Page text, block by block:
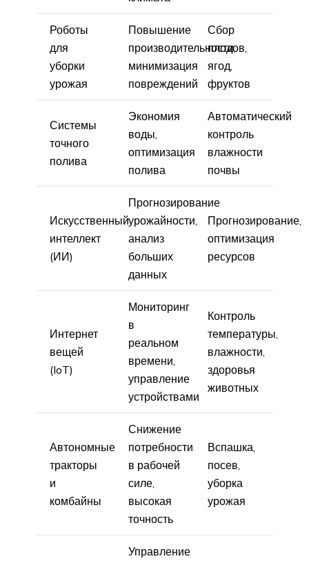
Роботы
для
уборки
урожая
Повышение
производительности,
минимизация
повреждений
Сбор
плодов,
ягод,
фруктов
Системы
точного
полива
Экономия
воды,
оптимизация
полива
Автоматический
контроль
влажности
почвы
Искусственный
интеллект
(ИИ)
Прогнозирование
урожайности,
анализ
больших
данных
Прогнозирование,
оптимизация
ресурсов
Интернет
вещей
(IoT)
Мониторинг
в
реальном
времени,
управление
устройствами
Контроль
температуры,
влажности,
здоровья
животных
Автономные
тракторы
и
комбайны
Снижение
потребности
в рабочей
силе,
высокая
точность
Вспашка,
посев,
уборка
урожая
Управление